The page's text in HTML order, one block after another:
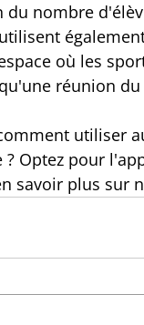
du nombre
où les
réunion
utiliser
Optez pour
savoir plus sur